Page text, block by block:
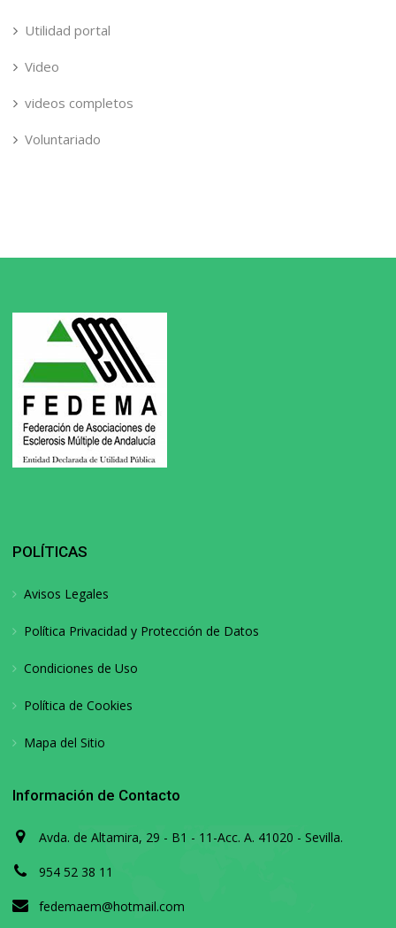
Utilidad portal
Video
videos completos
Voluntariado
POLÍTICAS
Avisos Legales
Política Privacidad y Protección de Datos
Condiciones de Uso
Política de Cookies
Mapa del Sitio
Información de Contacto
Avda. de Altamira, 29 - B1 - 11-Acc. A. 41020 - Sevilla.
954 52 38 11
fedemaem@hotmail.com